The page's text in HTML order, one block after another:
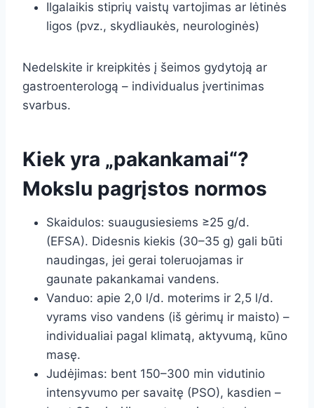
Ilgalaikis stiprių vaistų vartojimas ar lėtinės
ligos (pvz., skydliaukės, neurologinės)
Nedelskite ir kreipkitės į šeimos gydytoją ar
gastroenterologą – individualus įvertinimas
svarbus.
Kiek yra „pakankamai“?
Mokslu pagrįstos normos
Skaidulos: suaugusiesiems ≥25 g/d.
(EFSA). Didesnis kiekis (30–35 g) gali būti
naudingas, jei gerai toleruojamas ir
gaunate pakankamai vandens.
Vanduo: apie 2,0 l/d. moterims ir 2,5 l/d.
vyrams viso vandens (iš gėrimų ir maisto) –
individualiai pagal klimatą, aktyvumą, kūno
masę.
Judėjimas: bent 150–300 min vidutinio
intensyvumo per savaitę (PSO), kasdien –